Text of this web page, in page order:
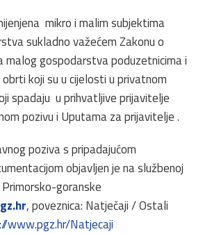
mikro i malim subjektima
sukladno važećem Zakonu o
malog gospodarstva poduzetnicima i
obrti koji su u cijelosti u privatnom
spadaju u prihvatljive prijavitelje
pozivu i Uputama za prijavitelje .
poziva s pripadajućom
objavljen je na službenoj
goranske
, poveznica: Natječaji / Ostali
www.pgz.hr/Natjecaji